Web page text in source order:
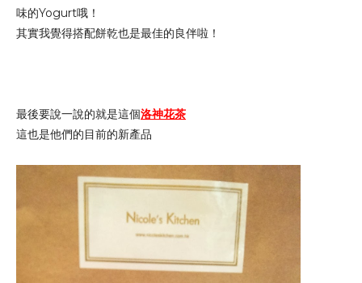
味的Yogurt哦！
其實我覺得搭配餅乾也是最佳的良伴啦！
最後要說一說的就是這個洛神花茶
這也是他們的目前的新產品